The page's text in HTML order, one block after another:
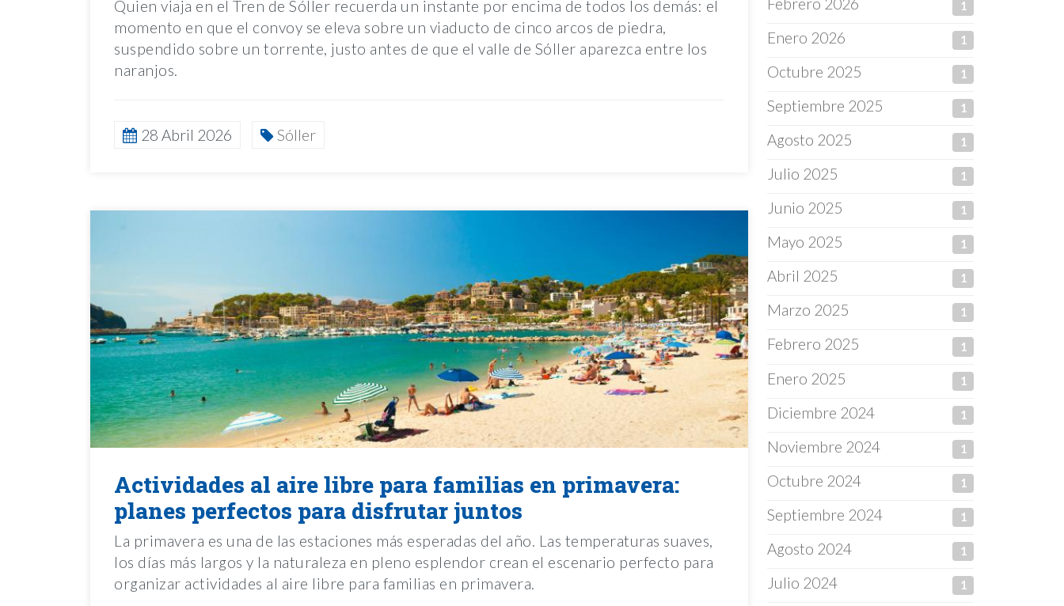
Quien viaja en el Tren de Sóller recuerda un instante por encima de todos los demás: el
momento en que el convoy se eleva sobre un viaducto de cinco arcos de piedra,
suspendido sobre un torrente, justo antes de que el valle de Sóller aparezca entre los
naranjos.
28 Abril 2026 Sóller
Actividades al aire libre para familias en primavera:
planes perfectos para disfrutar juntos
La primavera es una de las estaciones más esperadas del año. Las temperaturas suaves,
los días más largos y la naturaleza en pleno esplendor crean el escenario perfecto para
organizar actividades al aire libre para familias en primavera.
1
Enero 2026 1
Octubre 2025 1
Septiembre 2025 1
Agosto 2025 1
Julio 2025 1
Junio 2025 1
Mayo 2025 1
Abril 2025 1
Marzo 2025 1
Febrero 2025 1
Enero 2025 1
Diciembre 2024 1
Noviembre 2024 1
Octubre 2024 1
Septiembre 2024 1
Agosto 2024 1
Julio 2024 1